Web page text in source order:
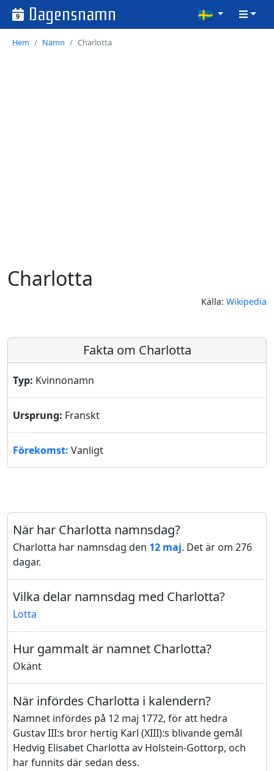
9 Dagensnamn
Hem Namn Charlotta
Charlotta
Källa: Wikipedia
Fakta om Charlotta
Typ: Kvinnonamn
Ursprung: Franskt
Förekomst: Vanligt
När har Charlotta namnsdag?
Charlotta har namnsdag den 12 maj. Det är om 276
dagar.
Vilka delar namnsdag med Charlotta?
Lotta
Hur gammalt är namnet Charlotta?
Okänt
När infördes Charlotta i kalendern?
Namnet infördes på 12 maj 1772, för att hedra
Gustav III:s bror hertig Karl (XIII):s blivande gemål
Hedvig Elisabet Charlotta av Holstein-Gottorp, och
har funnits där sedan dess.